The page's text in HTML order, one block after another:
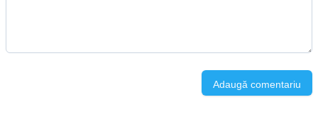
Adaugă comentariu